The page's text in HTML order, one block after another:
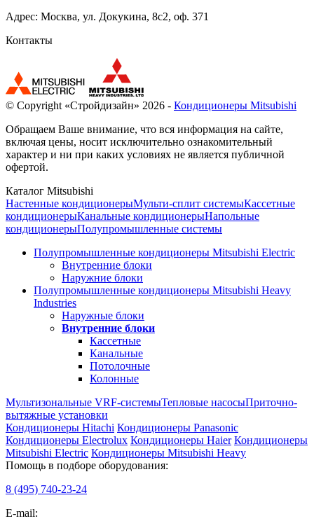
Адрес: Москва, ул. Докукина, 8с2, оф. 371
Контакты
© Copyright «Стройдизайн» 2026 - Кондиционеры Mitsubishi
Обращаем Ваше внимание, что вся информация на сайте,
включая цены, носит исключительно ознакомительный
характер и ни при каких условиях не является публичной
офертой.
Каталог Mitsubishi
Настенные кондиционерыМульти-сплит системыКассетные
кондиционерыКанальные кондиционерыНапольные
кондиционерыПолупромышленные системы
Полупромышленные кондиционеры Mitsubishi Electric
Внутренние блоки
Наружние блоки
Полупромышленные кондиционеры Mitsubishi Heavy
Industries
Наружные блоки
Внутренние блоки
Кассетные
Канальные
Потолочные
Колонные
Мультизональные VRF-системыТепловые насосыПриточно-
вытяжные установки
Кондиционеры Hitachi Кондиционеры Panasonic
Кондиционеры Electrolux Кондиционеры Haier Кондиционеры
Mitsubishi Electric Кондиционеры Mitsubishi Heavy
Помощь в подборе оборудования:
8 (495) 740-23-24
E-mail: